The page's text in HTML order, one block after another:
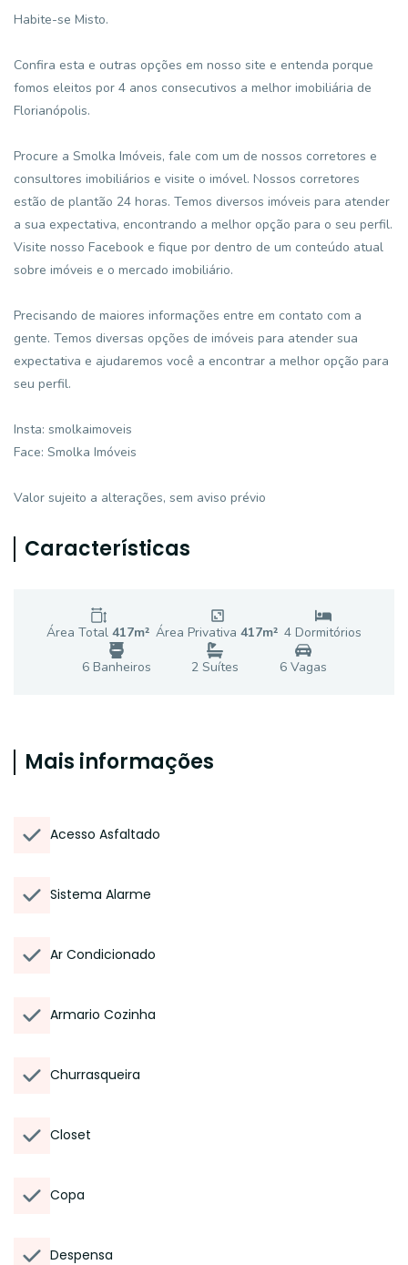
Habite-se Misto.
Confira esta e outras opções em nosso site e entenda porque
fomos eleitos por 4 anos consecutivos a melhor imobiliária de
Florianópolis.
Procure a Smolka Imóveis, fale com um de nossos corretores e
consultores imobiliários e visite o imóvel. Nossos corretores
estão de plantão 24 horas. Temos diversos imóveis para atender
a sua expectativa, encontrando a melhor opção para o seu perfil.
Visite nosso Facebook e fique por dentro de um conteúdo atual
sobre imóveis e o mercado imobiliário.
Precisando de maiores informações entre em contato com a
gente. Temos diversas opções de imóveis para atender sua
expectativa e ajudaremos você a encontrar a melhor opção para
seu perfil.
Insta: smolkaimoveis
Face: Smolka Imóveis
Valor sujeito a alterações, sem aviso prévio
Características
Área Total 417m² Área Privativa 417m² 4 Dormitórios
6Banheiros 2 Suítes 6Vagas
Mais informações
Acesso Asfaltado
Sistema Alarme
Ar Condicionado
Armario Cozinha
Churrasqueira
Closet
Copa
Despensa